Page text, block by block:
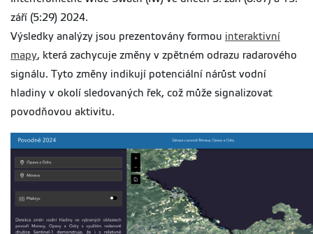
září (5:29) 2024.
Výsledky analýzy jsou prezentovány formou interaktivní
mapy, která zachycuje změny v zpětném odrazu radarového
signálu. Tyto změny indikují potenciální nárůst vodní
hladiny v okolí sledovaných řek, což může signalizovat
povodňovou aktivitu.